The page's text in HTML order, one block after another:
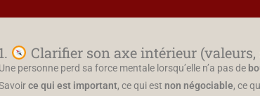
1. Clarifier son axe intérieur
Une personne perd sa force mentale lorsqu’elle n’a pas de
ce qui est important, ce qui est non négociable, ce